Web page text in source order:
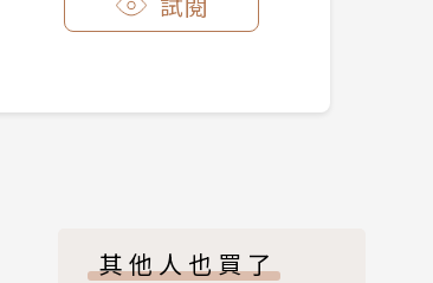
其他人也買了